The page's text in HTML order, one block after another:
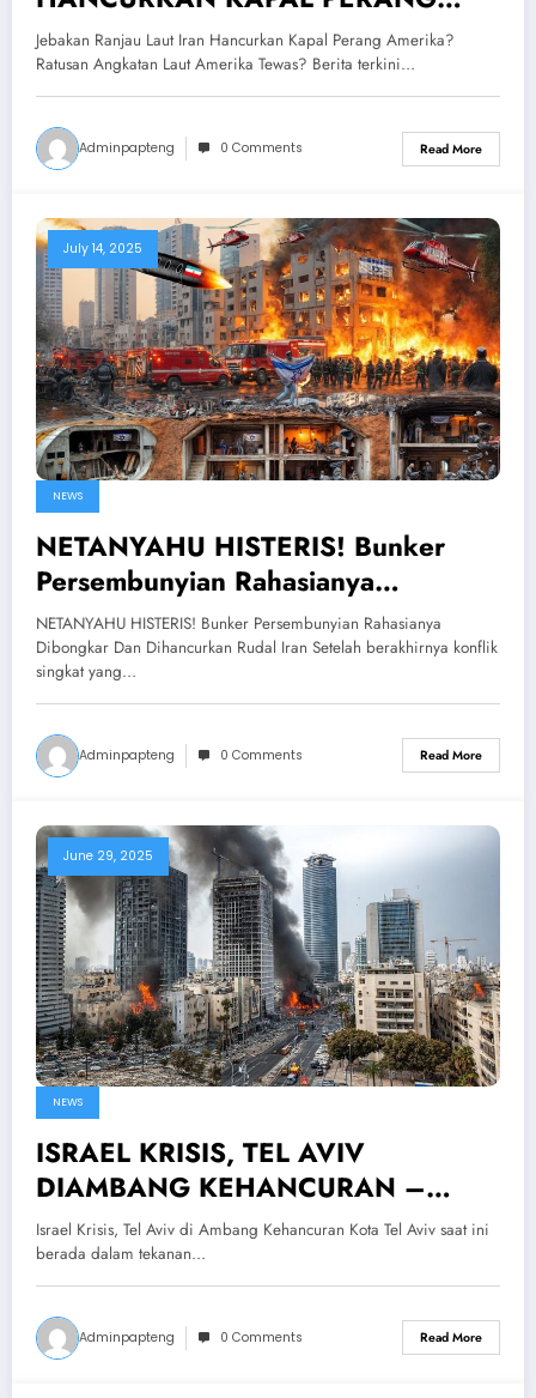
AMERIKA!? Ratusan Angkatan Laut
Amerika Tewas?
Jebakan Ranjau Laut Iran Hancurkan Kapal Perang Amerika?
Ratusan Angkatan Laut Amerika Tewas? Berita terkini…
Adminpapteng 0 Comments Read More
July 14, 2025
NEWS
NETANYAHU HISTERIS! Bunker
Persembunyian Rahasianya
Dibongkar Dan Dihancurkan Rudal
Iran
NETANYAHU HISTERIS! Bunker Persembunyian Rahasianya
Dibongkar Dan Dihancurkan Rudal Iran Setelah berakhirnya konflik
singkat yang…
Adminpapteng 0 Comments Read More
June 29, 2025
NEWS
ISRAEL KRISIS, TEL AVIV
DIAMBANG KEHANCURAN –
Ribuan Warga Israel Menderita Efek
Serangan Rudal…
Israel Krisis, Tel Aviv di Ambang Kehancuran Kota Tel Aviv saat ini
berada dalam tekanan…
Adminpapteng 0 Comments Read More